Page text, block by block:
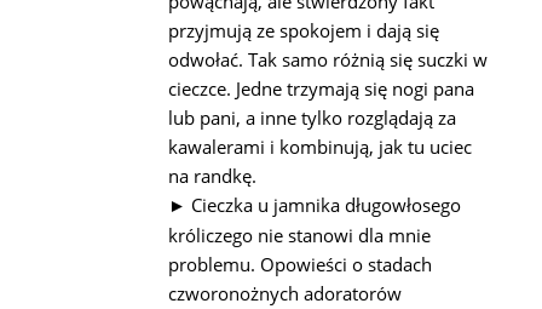
przyjmują ze spokojem i dają się
odwołać. Tak samo różnią się suczki w
cieczce. Jedne trzymają się nogi pana
lub pani, a inne tylko rozglądają za
kawalerami i kombinują, jak tu uciec
na randkę.
► Cieczka u jamnika długowłosego
króliczego nie stanowi dla mnie
problemu. Opowieści o stadach
czworonożnych adoratorów